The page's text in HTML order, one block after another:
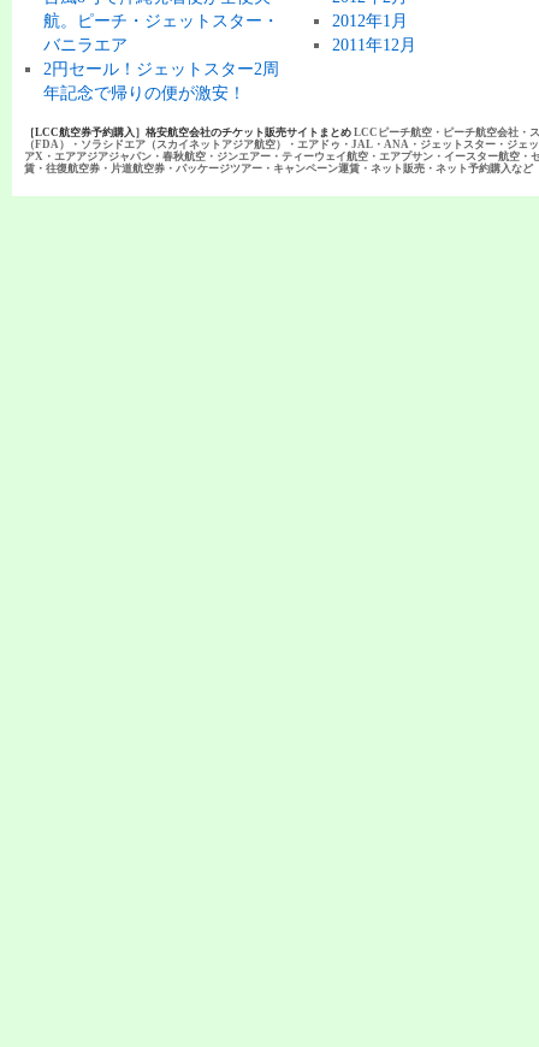
航。ピーチ・ジェットスター・
バニラエア
2円セール！ジェットスター2周
年記念で帰りの便が激安！
2012年1月
2011年12月
［LCC航空券予約購入］格安航空会社のチケット販売サイトまとめ LCCピーチ航空・ピーチ航空会社・
（FDA）・ソラシドエア（スカイネットアジア航空）・エアドゥ・JAL・ANA・ジェットスター・ジェ
アX・エアアジアジャパン・春秋航空・ジンエアー・ティーウェイ航空・エアプサン・イースター航空
賃・往復航空券・片道航空券・パッケージツアー・キャンペーン運賃・ネット販売・ネット予約購入など